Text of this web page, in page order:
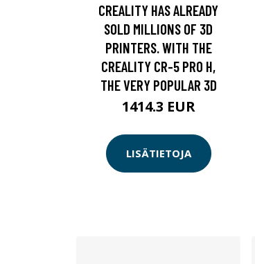
CREALITY HAS ALREADY
SOLD MILLIONS OF 3D
PRINTERS. WITH THE
CREALITY CR-5 PRO H,
THE VERY POPULAR 3D
1414.3 EUR
LISÄTIETOJA